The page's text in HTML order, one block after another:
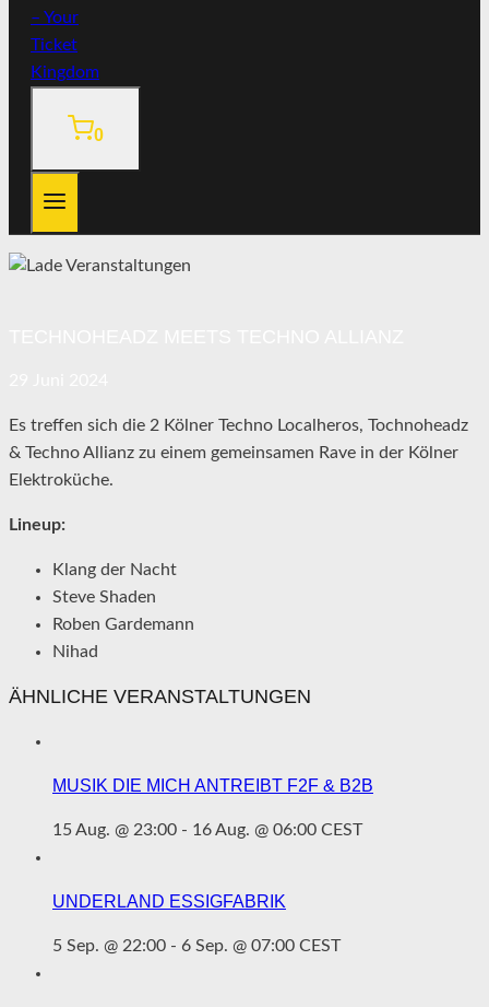
0
Es treffen sich die 2 Kölner Techno Localheros, Tochnoheadz
& Techno Allianz zu einem gemeinsamen Rave in der Kölner
Elektroküche.
Lineup:
Klang der Nacht
Steve Shaden
Roben Gardemann
Nihad
ÄHNLICHE VERANSTALTUNGEN
MUSIK DIE MICH ANTREIBT F2F & B2B
15 Aug. @ 23:00 - 16 Aug. @ 06:00 CEST
UNDERLAND ESSIGFABRIK
5 Sep. @ 22:00 - 6 Sep. @ 07:00 CEST